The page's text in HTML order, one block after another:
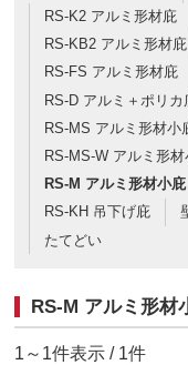
RS-K2 アルミ形材庇
RS-KB2 アルミ形材庇
RS-FS アルミ形材庇
RS-D アルミ＋ポリカ
RS-MS アルミ形材小
RS-MS-W アルミ形
RS-M アルミ形材小庇
RS-KH 吊下げ庇
たてどい
RS-M アルミ形材
1～1件表示 / 1件